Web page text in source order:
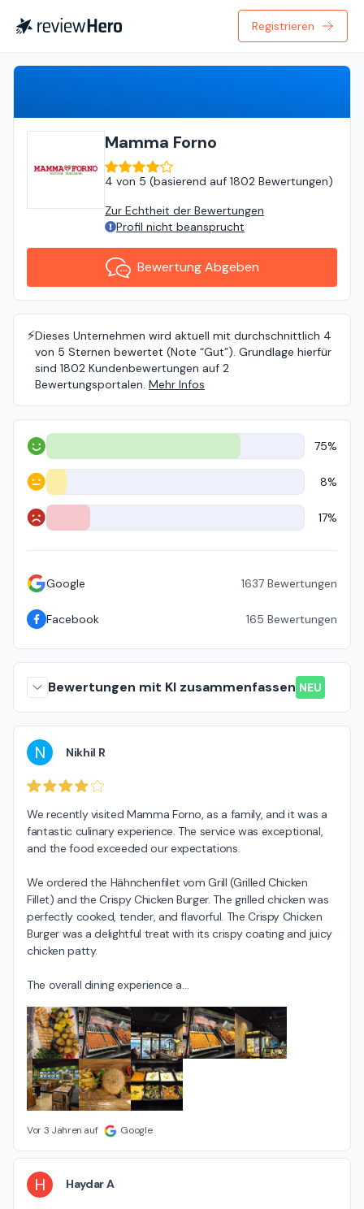
Registrieren
Mamma Forno
4 von 5 (basierend auf 1802 Bewertungen)
Zur Echtheit der Bewertungen
Profil nicht beansprucht
Bewertung Abgeben
⚡️Dieses Unternehmen wird aktuell mit durchschnittlich 4
von 5 Sternen bewertet (Note “Gut”). Grundlage hierfür
sind 1802 Kundenbewertungen auf 2
Bewertungsportalen. Mehr Infos
Positiv 75%
Neutral 8%
Negativ 17%
Google 1637 Bewertungen
Facebook 165 Bewertungen
Bewertungen mit KI zusammenfassen NEU
N Nikhil R
We recently visited Mamma Forno, as a family, and it was a
fantastic culinary experience. The service was exceptional,
and the food exceeded our expectations.
We ordered the Hähnchenfilet vom Grill (Grilled Chicken
Fillet) and the Crispy Chicken Burger. The grilled chicken was
perfectly cooked, tender, and flavorful. The Crispy Chicken
Burger was a delightful treat with its crispy coating and juicy
chicken patty.
The overall dining experience a
Vor 3 Jahren auf Google
H Haydar A